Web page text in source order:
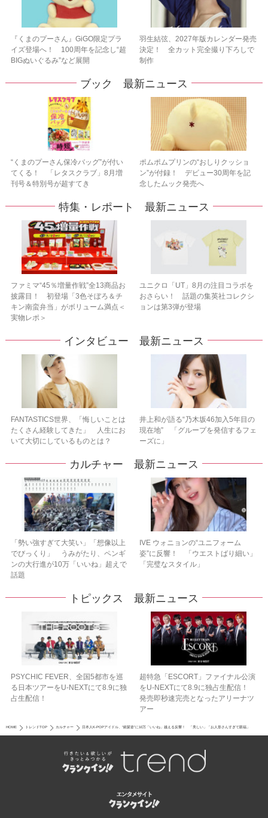
『くまのプーさん』GiGO限定プラ
イズ登場へ！ 100周年を記念し“超
BIGぬいぐるみ”など展開
羽生結弦、2027年版カレンダー発売
決定！ 全カット完全撮り下ろしで
制作
ブック 最新ニュース
“くまのプーさん保冷バッグ”が付い
てくる！ 「レタスクラブ」8月増
刊号＆特別号が超すてき
ポムポムプリンの“おしりクッショ
ン”が付録！ デビュー30周年を記
念したムック発売へ
特集・レポート 最新ニュース
ファミマ“45％増量作戦”全13商品お
披露目！ 初登場「3色そぼろ＆チ
キン南蛮弁当」がボリューム満点＜
実物レポ＞
ユニクロ「UT」8月の注目コラボを
おさらい！ 話題の集英社コレクシ
ョンは第3弾が登場
インタビュー 最新ニュース
FANTASTICS世界、「悔しいことは
たくさん経験してきた」 人生にお
いて大切にしているものとは？
井上和が語る“乃木坂46加入5年目の
現在地” 「グループを発信するフェ
ーズに」
カルチャー 最新ニュース
「勢い強すぎて大笑い」「想像以上
でびっくり」 うみがたり、ペンギ
ンの大行進が10万「いいね」超えで
話題
IVE ウォニョンの“ユニフォーム
姿”に反響！ 「ウエストばり細い」
「完璧なスタイル」
トピックス 最新ニュース
PSYCHIC FEVER、全国5都市を巡
る日本ツアーをU‐NEXTにて8.9に独
占生配信！
超特急「ESCORT」ファイナル公演
をU-NEXTにて8.9に独占生配信！
発売即秒速完売となったアリーナツ
アー
HOME トレンドTOP カルチャー 日本人K‐POPアイドル、“銀髪姿”に10万「いいね」越える反響！ 「美しい」「お人形さんすぎて眼福」